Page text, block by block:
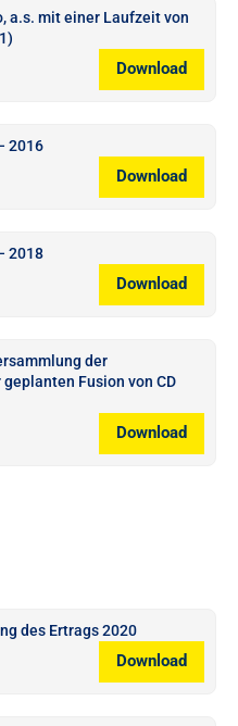
a.s. mit einer Laufzeit von
Download
2016
Download
2018
Download
der
Fusion von CD
Download
des Ertrags 2020
Download